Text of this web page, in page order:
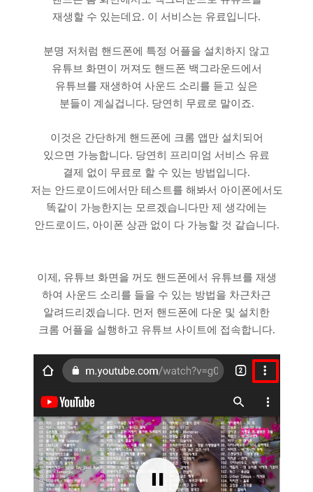
재생할 수 있는데요. 이 서비스는 유료입니다.
분명 저처럼 핸드폰에 특정 어플을 설치하지 않고
유튜브 화면이 꺼져도 핸드폰 백그라운드에서
유튜브를 재생하여 사운드 소리를 듣고 싶은
분들이 계실겁니다. 당연히 무료로 말이죠.
이것은 간단하게 핸드폰에 크롬 앱만 설치되어
있으면 가능합니다. 당연히 프리미엄 서비스 유료
결제 없이 무료로 할 수 있는 방법입니다.
저는 안드로이드에서만 테스트를 해봐서 아이폰에서도
똑같이 가능한지는 모르겠습니다만 제 생각에는
안드로이드, 아이폰 상관 없이 다 가능할 것 같습니다.
이제, 유튜브 화면을 꺼도 핸드폰에서 유튜브를 재생
하여 사운드 소리를 들을 수 있는 방법을 차근차근
알려드리겠습니다. 먼저 핸드폰에 다운 및 설치한
크롬 어플을 실행하고 유튜브 사이트에 접속합니다.